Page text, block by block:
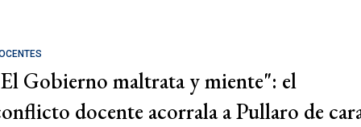
Gobierno maltrata y miente": el
docente acorrala a Pullaro de